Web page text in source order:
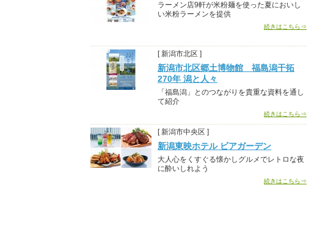
ラーメン店9軒が米粉麺を使った夏においし
い米粉ラーメンを提供
続きはこちら⇒
[ 新潟市北区 ]
新潟市北区郷土博物館 福島潟干拓
270年 潟と人々
「福島潟」とのつながりを貴重な資料を通し
て紹介
続きはこちら⇒
[ 新潟市中央区 ]
新潟東映ホテル ビアガーデン
大人心をくすぐる懐かしグルメでレトロな夜
に酔いしれよう
続きはこちら⇒